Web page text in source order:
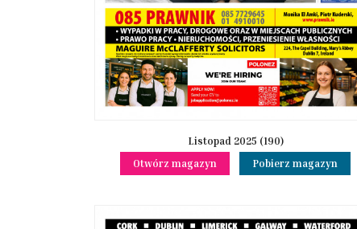
Listopad 2025 (190)
Otwórz magazyn
Pobierz magazyn